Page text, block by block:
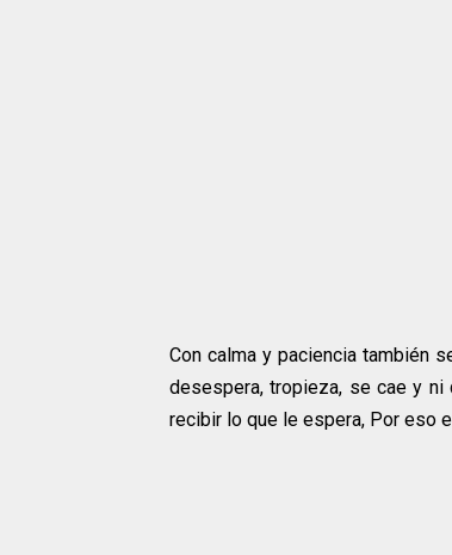
Con calma y paciencia también
desespera, tropieza, se cae y
recibir lo que le espera, Por eso